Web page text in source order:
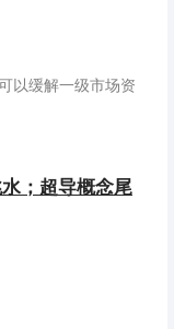
以缓解一级市场资
；超导概念尾